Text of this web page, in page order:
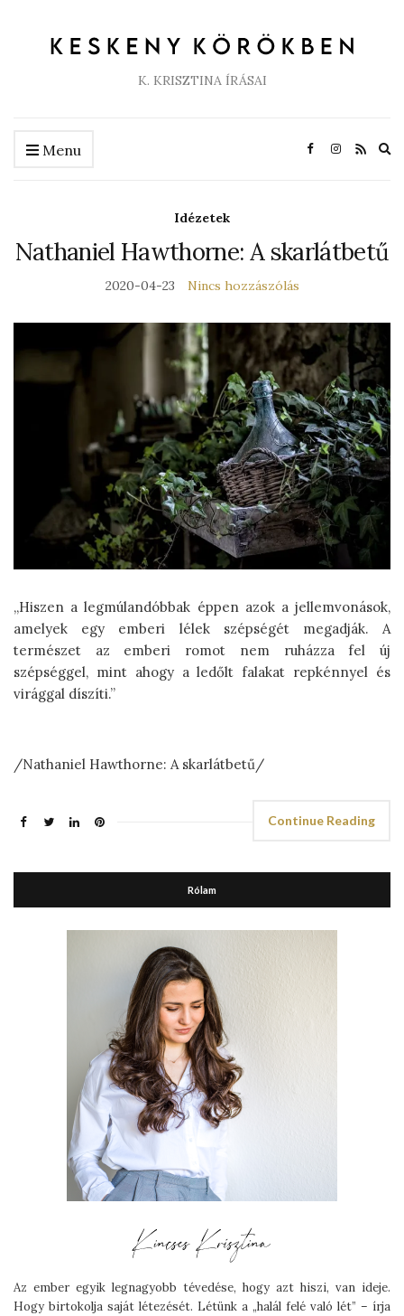
K. KRISZTINA ÍRÁSAI
Menu
Idézetek
Nathaniel Hawthorne: A skarlátbetű
2020-04-23 Nincs hozzászólás
„Hiszen a legmúlandóbbak éppen azok a jellemvonások,
amelyek egy emberi lélek szépségét megadják. A
természet az emberi romot nem ruházza fel új
szépséggel, mint ahogy a ledőlt falakat repkénnyel és
virággal díszíti.”
/Nathaniel Hawthorne: A skarlátbetű/
Continue Reading
Rólam
Az ember egyik legnagyobb tévedése, hogy azt hiszi, van ideje.
Hogy birtokolja saját létezését. Létünk a „halál felé való lét” – írja